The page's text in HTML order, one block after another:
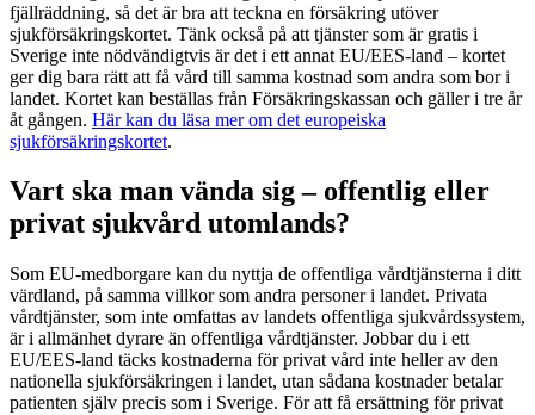
fjällräddning, så det är bra att teckna en försäkring utöver
sjukförsäkringskortet. Tänk också på att tjänster som är gratis i
Sverige inte nödvändigtvis är det i ett annat EU/EES-land – kortet
ger dig bara rätt att få vård till samma kostnad som andra som bor i
landet. Kortet kan beställas från Försäkringskassan och gäller i tre år
åt gången. Här kan du läsa mer om det europeiska
sjukförsäkringskortet.
Vart ska man vända sig – offentlig eller
privat sjukvård utomlands?
Som EU-medborgare kan du nyttja de offentliga vårdtjänsterna i ditt
värdland, på samma villkor som andra personer i landet. Privata
vårdtjänster, som inte omfattas av landets offentliga sjukvårdssystem,
är i allmänhet dyrare än offentliga vårdtjänster. Jobbar du i ett
EU/EES-land täcks kostnaderna för privat vård inte heller av den
nationella sjukförsäkringen i landet, utan sådana kostnader betalar
patienten själv precis som i Sverige. För att få ersättning för privat